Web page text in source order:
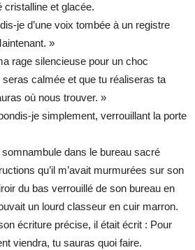
cristalline et glacée.
je d’une voix tombée à un registre
»
rage silencieuse pour un choc
calmée et que tu réaliseras ta
où nous trouver. »
je simplement, verrouillant la porte
dans le bureau sacré
qu’il m’avait murmurées sur son
du bas verrouillé de son bureau en
un lourd classeur en cuir marron.
écriture précise, il était écrit : Pour
viendra, tu sauras quoi faire.